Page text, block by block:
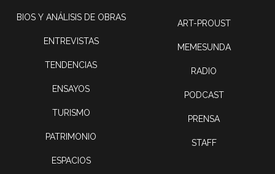
BIOS Y ANÁLISIS DE OBRAS
ENTREVISTAS
TENDENCIAS
ENSAYOS
TURISMO
PATRIMONIO
ESPACIOS
ART-PROUST
MEMESUNDA
RADIO
PODCAST
PRENSA
STAFF